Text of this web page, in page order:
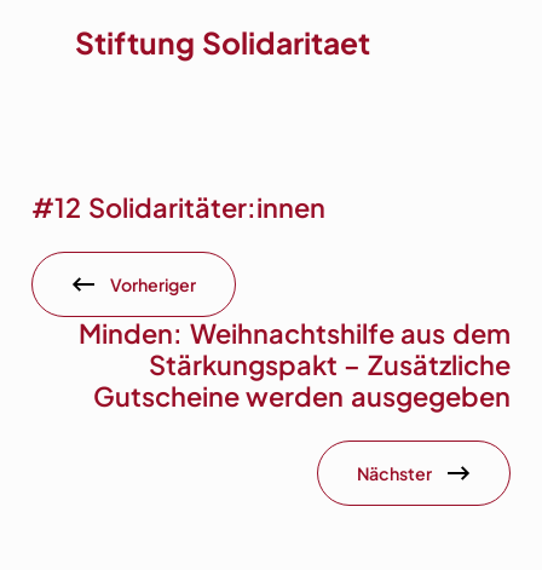
Stiftung Solidaritaet
#12 Solidaritäter:innen
Vorheriger
Minden: Weihnachtshilfe aus dem
Stärkungspakt – Zusätzliche
Gutscheine werden ausgegeben
Nächster